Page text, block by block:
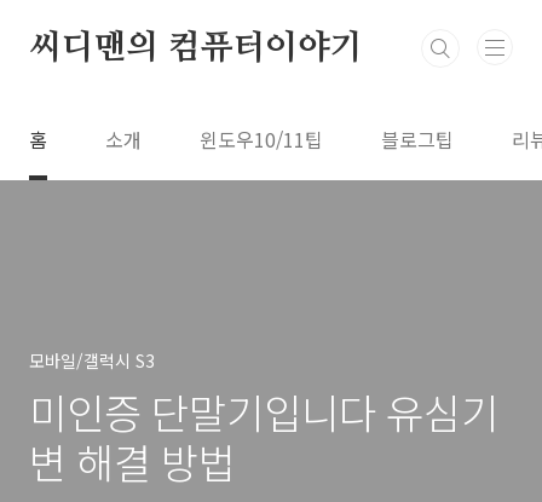
씨디맨의 컴퓨터이야기
홈 소개 윈도우10/11팁 블로그팁 리
모바일/갤럭시 S3
미인증 단말기입니다 유심기
변 해결 방법